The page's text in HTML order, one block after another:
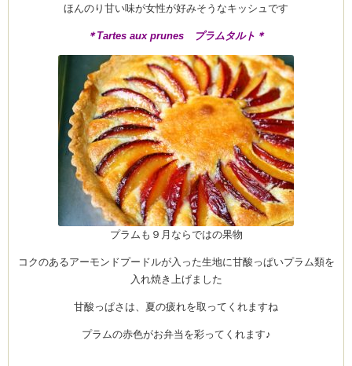
ほんのり甘い味が女性が好みそうなキッシュです
＊Tartes aux prunes プラムタルト＊
プラムも９月ならではの果物
コクのあるアーモンドプードルが入った生地に甘酸っぱいプラム類を
入れ焼き上げました
甘酸っぱさは、夏の疲れを取ってくれますね
プラムの赤色がお弁当を彩ってくれます♪